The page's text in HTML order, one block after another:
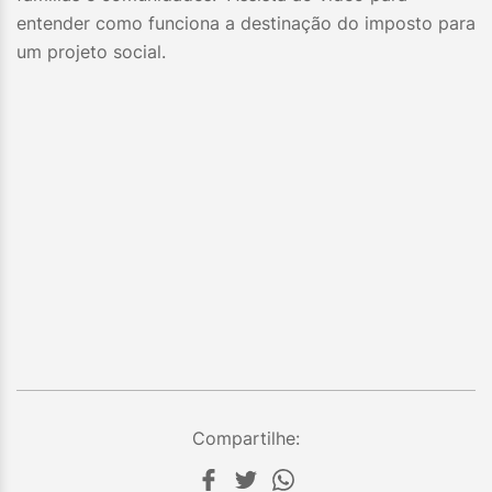
entender como funciona a destinação do imposto para
um projeto social.
Compartilhe: